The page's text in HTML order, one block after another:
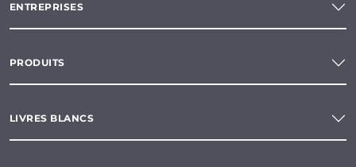
ENTREPRISES
PRODUITS
LIVRES BLANCS